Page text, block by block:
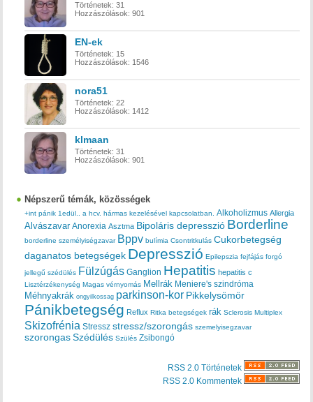
Történetek: 31
Hozzászólások: 901
EN-ek
Történetek: 15
Hozzászólások: 1546
nora51
Történetek: 22
Hozzászólások: 1412
klmaan
Történetek: 31
Hozzászólások: 901
Népszerű témák, közösségek
+int pánik 1edül.. a hcv. hármas kezelésével kapcsolatban. Alkoholizmus Allergia
Alvászavar Anorexia Asztma Bipoláris depresszió Borderline
borderline személyiségzavar Bppv bulímia Csontritkulás Cukorbetegség
daganatos betegségek Depresszió Epilepszia fejfájás forgó
jellegű szédülés Fülzúgás Ganglion Hepatitis hepatitis c
Lisztérzékenység Magas vérnyomás Mellrák Meniere's szindróma
Méhnyakrák ongyilkossag parkinson-kor Pikkelysömör
Pánikbetegség Reflux Ritka betegségek rák Sclerosis Multiplex
Skizofrénia Stressz stressz/szorongás szemelyisegzavar
szorongas Szédülés Szülés Zsibongó
RSS 2.0 Történetek
RSS 2.0 Kommentek